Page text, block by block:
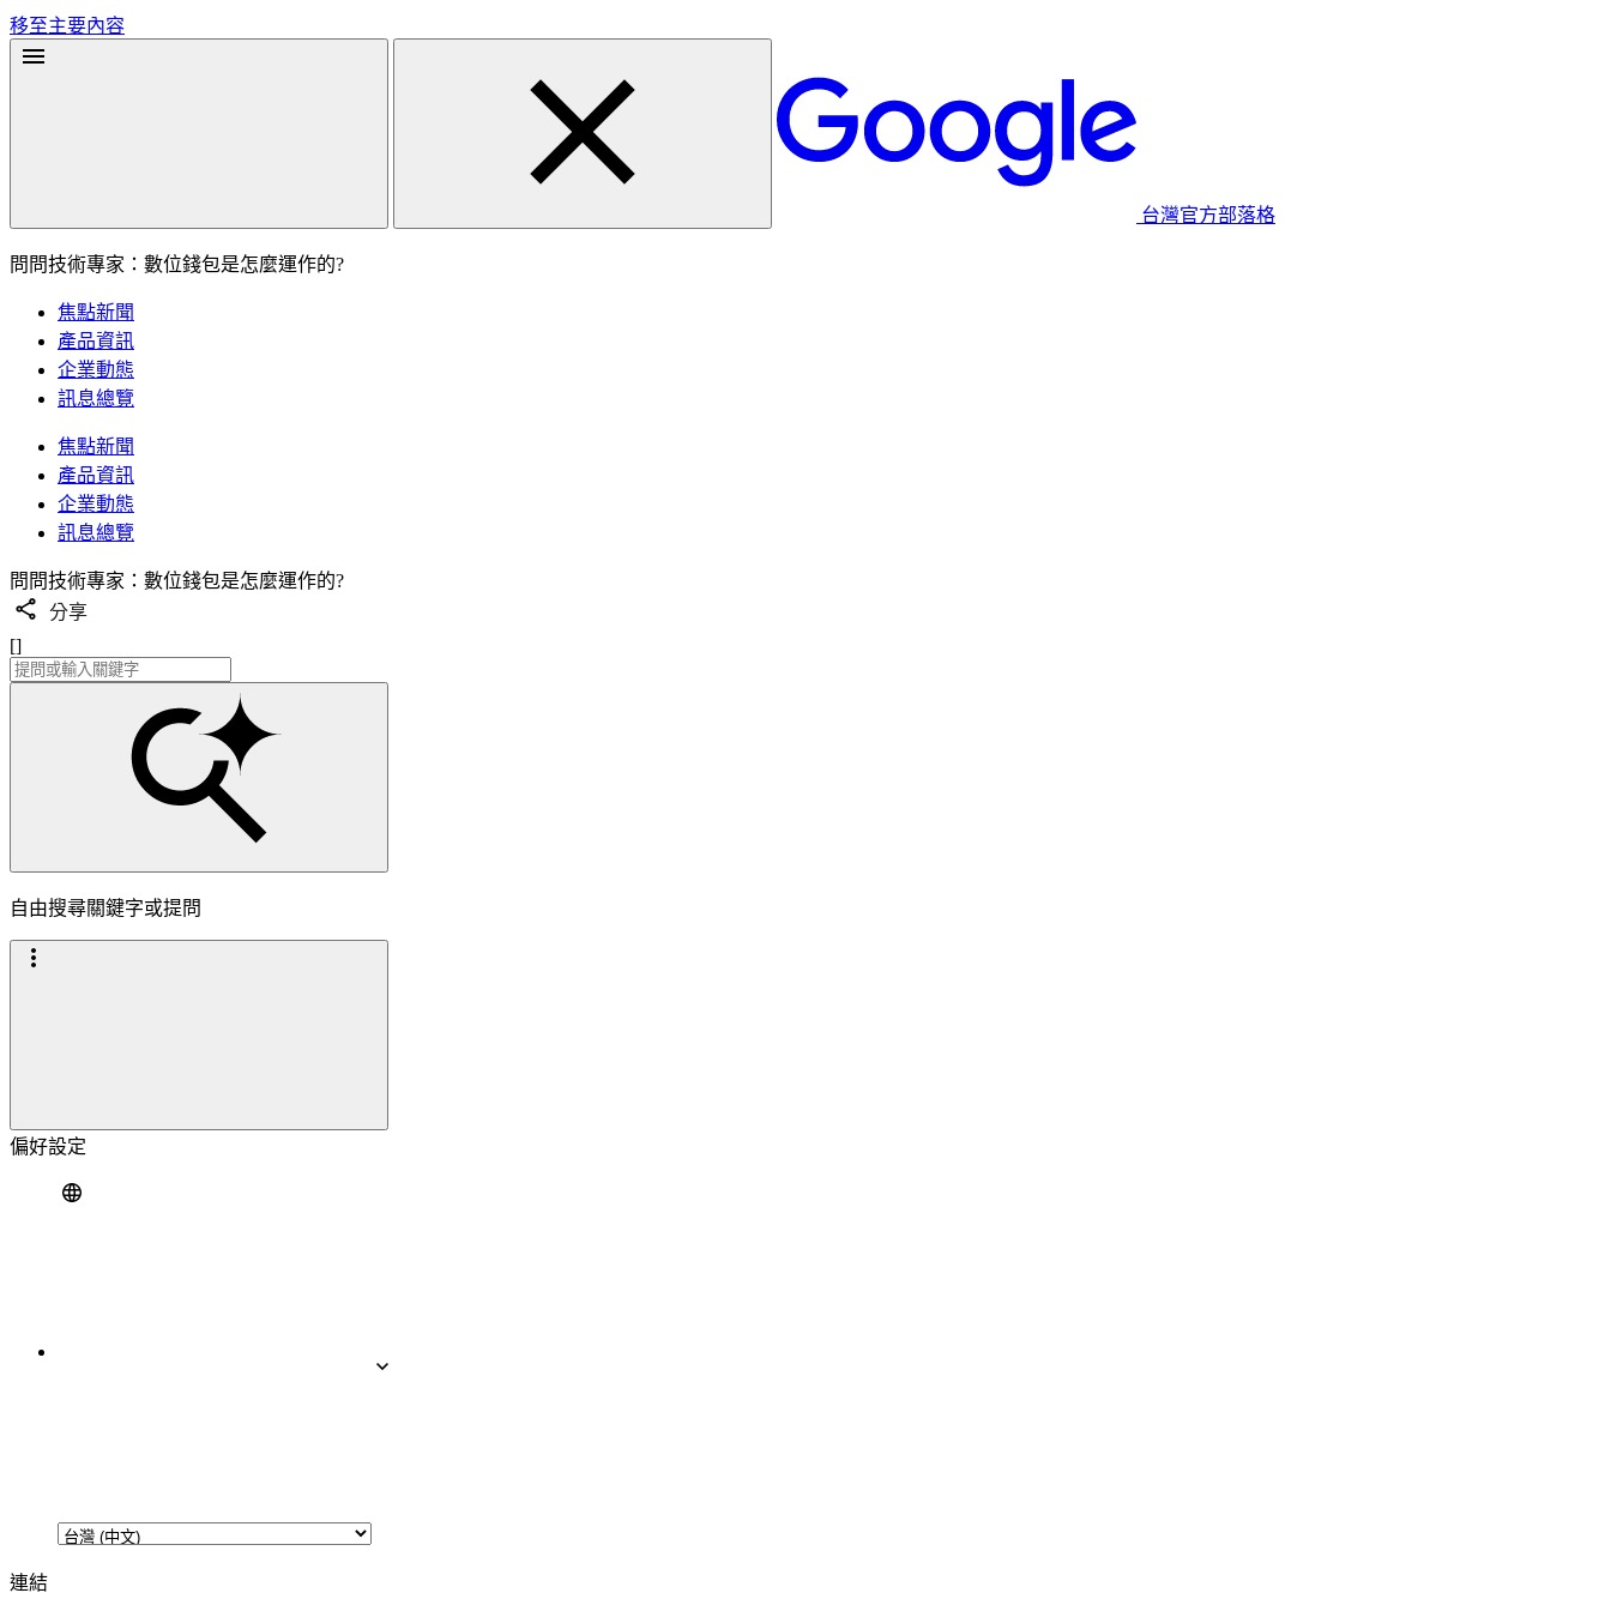
移至主要內容
台灣官方部落格
問問技術專家：數位錢包是怎麼運作的?
焦點新聞
產品資訊
企業動態
訊息總覽
焦點新聞
產品資訊
企業動態
訊息總覽
問問技術專家：數位錢包是怎麼運作的?
分享
[]
自由搜尋關鍵字或提問
偏好設定
連結